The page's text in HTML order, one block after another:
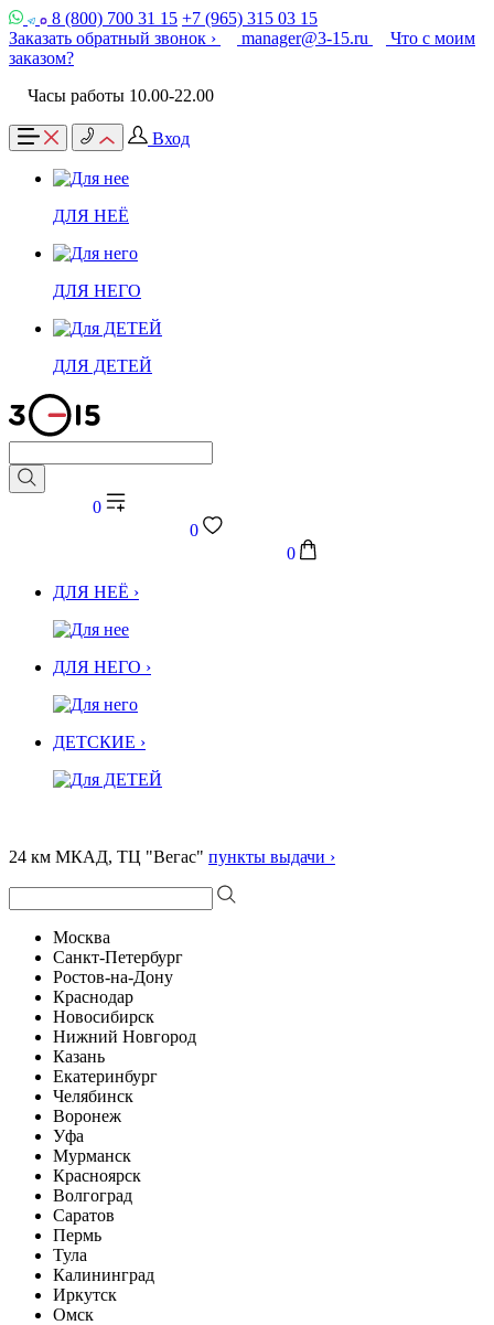
8 (800) 700 31 15 +7 (965) 315 03 15
Заказать обратный звонок ›
manager@3-15.ru
Что с моим
заказом?
Часы работы 10.00-22.00
Вход
ДЛЯ НЕЁ
ДЛЯ НЕГО
ДЛЯ ДЕТЕЙ
0
0
0
ДЛЯ НЕЁ ›
ДЛЯ НЕГО ›
ДЕТСКИЕ ›
24 км МКАД, ТЦ "Вегас" пункты выдачи ›
Москва
Санкт-Петербург
Ростов-на-Дону
Краснодар
Новосибирск
Нижний Новгород
Казань
Екатеринбург
Челябинск
Воронеж
Уфа
Мурманск
Красноярск
Волгоград
Саратов
Пермь
Тула
Калининград
Иркутск
Омск